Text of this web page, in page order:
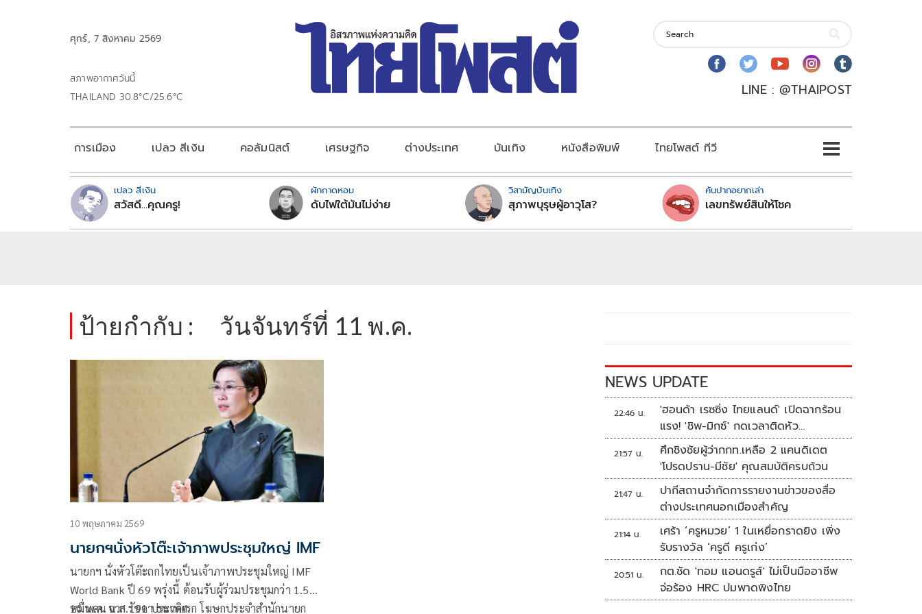
ศุกร์, 7 สิงหาคม 2569
สภาพอากาศวันนี้
THAILAND 30.8°C/25.6°C
LINE : @THAIPOST
การเมือง เปลว สีเงิน คอลัมนิสต์ เศรษฐกิจ ต่างประเทศ บันเทิง หนังสือพิมพ์ ไทยโพสต์ ทีวี
เปลว สีเงิน
สวัสดี...คุณครู!
ผักกาดหอม
ดับไฟใต้มันไม่ง่าย
วิสามัญบันเทิง
สุภาพบุรุษผู้อาวุโส?
คันปากอยากเล่า
เลขทรัพย์สินให้โชค
ป้ายกำกับ : วันจันทร์ที่ 11 พ.ค.
10 พฤษภาคม 2569
นายกฯนั่งหัวโต๊ะเจ้าภาพประชุมใหญ่ IMF
นายกฯ นั่งหัวโต๊ะถกไทยเป็นเจ้าภาพประชุมใหญ่ IMF
World Bank ปี 69 พรุ่งนี้ ต้อนรับผู้ร่วมประชุมกว่า 1.5
หมื่นคน จาก 191 ประเทศ
10 พ.ค. น.ส.รัชดา ธนาดิเรก โฆษกประจำสำนักนายก
NEWS UPDATE
22:46 น.
'ฮอนด้า เรซซิ่ง ไทยแลนด์' เปิดฉากร้อน
แรง! 'ชิพ-มิกซ์' กดเวลาติดหัว
แถว ARRC สนาม 4 ที่มัลดาลิกา
21:57 น.
ศึกชิงชัยผู้ว่ากกท.เหลือ 2 แคนดิเดต
'โปรดปราน-มีชัย' คุณสมบัติครบถ้วน
21:47 น.
ปากีสถานจำกัดการรายงานข่าวของสื่อ
ต่างประเทศนอกเมืองสำคัญ
21:14 น.
เศร้า ‘ครูหมวย’ 1 ในเหยื่อกราดยิง เพิ่ง
รับรางวัล ‘ครูดี ครูเก่ง’
20:51 น.
กต.ซัด 'ทอม แอนดรูส์' ไม่เป็นมืออาชีพ
จ่อร้อง HRC ปมพาดพิงไทย